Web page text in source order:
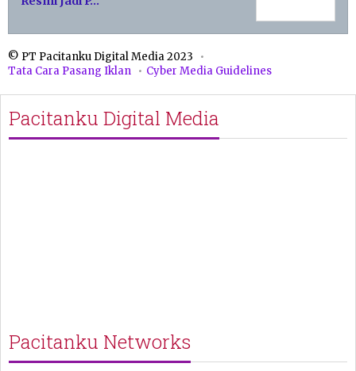
© PT Pacitanku Digital Media 2023
Tata Cara Pasang Iklan
Cyber Media Guidelines
Pacitanku Digital Media
Pacitanku Networks